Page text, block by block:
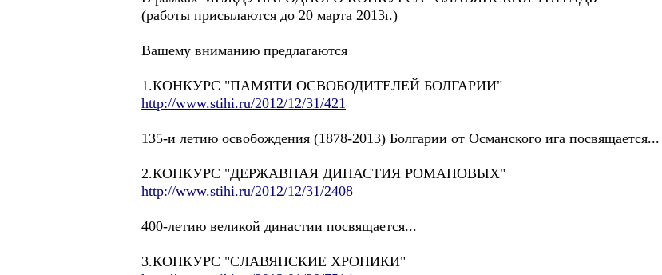
(работы присылаются до 20 марта 2013г.)
Вашему вниманию предлагаются
1.КОНКУРС "ПАМЯТИ ОСВОБОДИТЕЛЕЙ БОЛГАРИИ"
http://www.stihi.ru/2012/12/31/421
135-и летию освобождения (1878-2013) Болгарии от Османского ига посвящается...
2.КОНКУРС "ДЕРЖАВНАЯ ДИНАСТИЯ РОМАНОВЫХ"
http://www.stihi.ru/2012/12/31/2408
400-летию великой династии посвящается...
3.КОНКУРС "СЛАВЯНСКИЕ ХРОНИКИ"